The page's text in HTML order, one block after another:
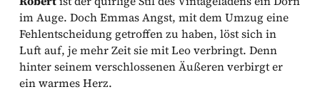
im Auge. Doch Emmas Angst, mit dem Umzug eine
Fehlentscheidung getroffen zu haben, löst sich in
Luft auf, je mehr Zeit sie mit Leo verbringt. Denn
hinter seinem verschlossenen Äußeren verbirgt er
ein warmes Herz.